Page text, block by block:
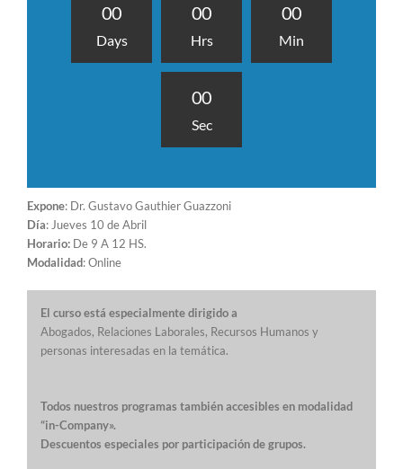
00
Days
00
Hrs
00
Min
00
Sec
Expone: Dr. Gustavo Gauthier Guazzoni
Día: Jueves 10 de Abril
Horario: De 9 A 12 HS.
Modalidad: Online
El curso está especialmente dirigido a
Abogados, Relaciones Laborales, Recursos Humanos y
personas interesadas en la temática.
Todos nuestros programas también accesibles en modalidad
“in-Company».
Descuentos especiales por participación de grupos.